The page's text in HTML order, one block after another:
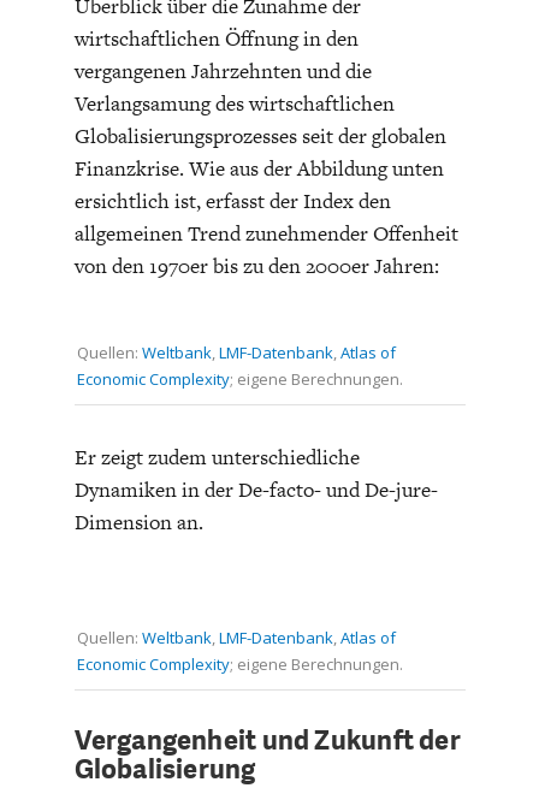
Überblick über die Zunahme der
wirtschaftlichen Öffnung in den
vergangenen Jahrzehnten und die
Verlangsamung des wirtschaftlichen
Globalisierungsprozesses seit der globalen
Finanzkrise. Wie aus der Abbildung unten
ersichtlich ist, erfasst der Index den
allgemeinen Trend zunehmender Offenheit
von den 1970er bis zu den 2000er Jahren:
Quellen: Weltbank,LMF-Datenbank,Atlas of
Economic Complexity; eigene Berechnungen.
Er zeigt zudem unterschiedliche
Dynamiken in der De-facto- und De-jure-
Dimension an.
Quellen: Weltbank,LMF-Datenbank,Atlas of
Economic Complexity; eigene Berechnungen.
Vergangenheit und Zukunft der
Globalisierung